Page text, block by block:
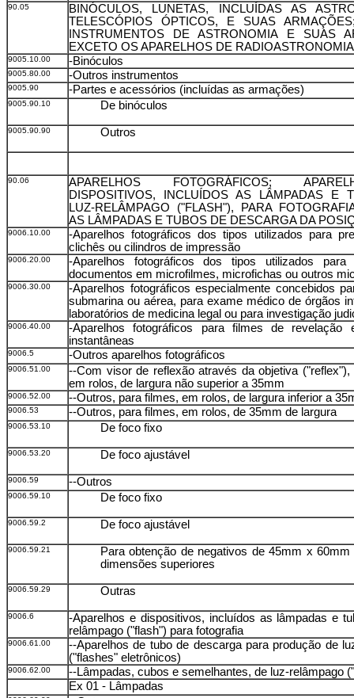
90.05
BINÓCULOS, LUNETAS, INCLUÍDAS AS
TELESCÓPIOS ÓPTICOS, E SUAS
INSTRUMENTOS DE ASTRONOMIA E SUAS
EXCETO OS APARELHOS DE RADIOASTRONOMIA
9005.10.00 -Binóculos
9005.80.00 -Outros instrumentos
9005.90 -Partes e acessórios (incluídas as armações)
9005.90.10 De binóculos
9005.90.90 Outros
90.06
APARELHOS FOTOGRÁFICOS;
DISPOSITIVOS, INCLUÍDOS AS LÂMPADAS E
LUZ-RELÂMPAGO ("FLASH"), PARA
AS LÂMPADAS E TUBOS DE DESCARGA DA
9006.10.00
-Aparelhos fotográficos dos tipos utilizados para
clichês ou cilindros de impressão
9006.20.00
-Aparelhos fotográficos dos tipos utilizados para
documentos em microfilmes, microfichas ou outros
9006.30.00
-Aparelhos fotográficos especialmente concebidos
submarina ou aérea, para exame médico de órgãos
laboratórios de medicina legal ou para investigação
9006.40.00
-Aparelhos fotográficos para filmes de revelação
instantâneas
9006.5 -Outros aparelhos fotográficos
9006.51.00
--Com visor de reflexão através da objetiva ("reflex"),
em rolos, de largura não superior a 35mm
9006.52.00 --Outros, para filmes, em rolos, de largura inferior a
9006.53 --Outros, para filmes, em rolos, de 35mm de largura
9006.53.10 De foco fixo
9006.53.20 De foco ajustável
9006.59 --Outros
9006.59.10 De foco fixo
9006.59.2 De foco ajustável
9006.59.21
Para obtenção de negativos de 45mm x 60mm
dimensões superiores
9006.59.29 Outras
9006.6
-Aparelhos e dispositivos, incluídos as lâmpadas e
relâmpago ("flash") para fotografia
9006.61.00
--Aparelhos de tubo de descarga para produção de
("flashes" eletrônicos)
9006.62.00
--Lâmpadas, cubos e semelhantes, de luz-relâmpago
Ex 01 - Lâmpadas